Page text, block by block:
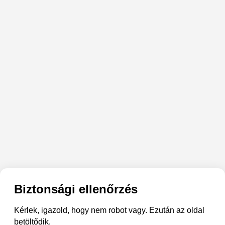
Biztonsági ellenőrzés
Kérlek, igazold, hogy nem robot vagy. Ezután az oldal
betöltődik.